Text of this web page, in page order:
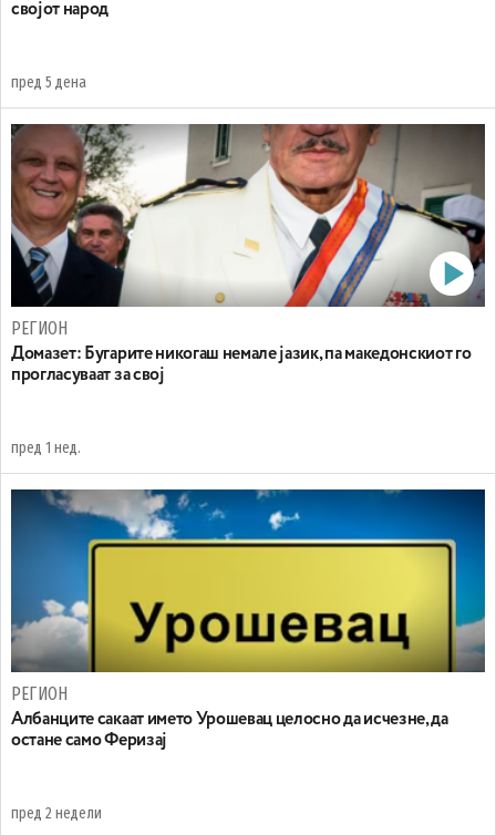
својот народ
пред 5 дена
РЕГИОН
Домазет: Бугарите никогаш немале јазик, па македонскиот го
прогласуваат за свој
пред 1 нед.
РЕГИОН
Aлбанците сакаат името Урошевац целосно да исчезне, да
остане само Феризај
пред 2 недели